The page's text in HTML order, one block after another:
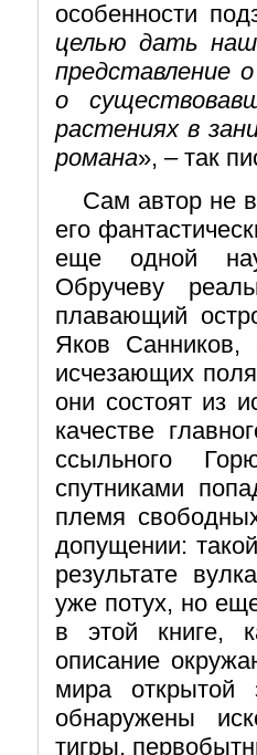
особенности
целью дать
представление
о
растениях в
романа», – так
Сам автор не
его
еще одной
Обручеву
плавающий
Яков
исчезающих
они состоят из
качестве
ссыльного
спутниками
племя
допущении:
результате
уже потух, но
в этой книге,
описание
мира
обнаружены
тигры,